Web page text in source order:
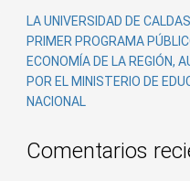
LA UNIVERSIDAD DE
PRIMER PROGRAMA
ECONOMÍA DE LA REGIÓN,
POR EL MINISTERIO DE
NACIONAL
Comentarios